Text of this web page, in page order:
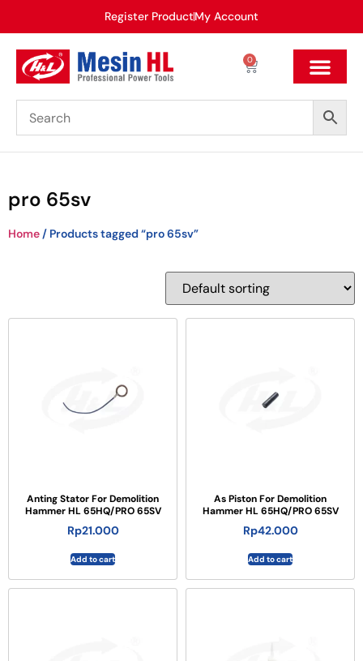
Register ProductMy Account
0
pro 65sv
Home / Products tagged “pro 65sv”
Anting Stator For Demolition
Hammer HL 65HQ/PRO 65SV
Rp21.000
Add to cart
As Piston For Demolition
Hammer HL 65HQ/PRO 65SV
Rp42.000
Add to cart